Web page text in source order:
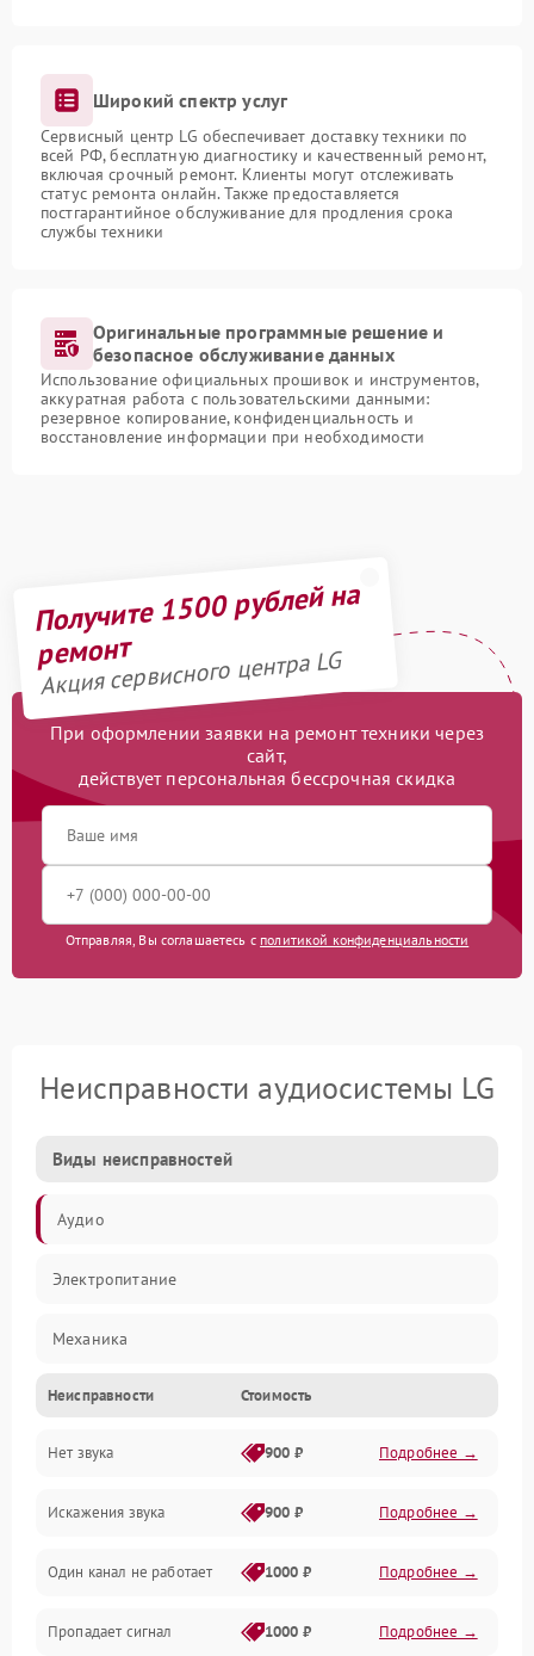
Широкий спектр услуг
Сервисный центр LG обеспечивает доставку техники по
всей РФ, бесплатную диагностику и качественный ремонт,
включая срочный ремонт. Клиенты могут отслеживать
статус ремонта онлайн. Также предоставляется
постгарантийное обслуживание для продления срока
службы техники
Оригинальные программные решение и
безопасное обслуживание данных
Использование официальных прошивок и инструментов,
аккуратная работа с пользовательскими данными:
резервное копирование, конфиденциальность и
восстановление информации при необходимости
Получите 1500 рублей на
ремонт
Акция сервисного центра LG
При оформлении заявки на ремонт техники через
сайт,
действует персональная бессрочная скидка
Отправляя, Вы соглашаетесь с политикой конфиденциальности
Неисправности аудиосистемы LG
Виды неисправностей
Аудио
Электропитание
Механика
Управление
Корпус/Герметичность
Электронные компоненты
Неисправности Стоимость
Нет звука 900 ₽ Подробнее →
Искажения звука 900 ₽ Подробнее →
Один канал не работает 1000 ₽ Подробнее →
Пропадает сигнал 1000 ₽ Подробнее →